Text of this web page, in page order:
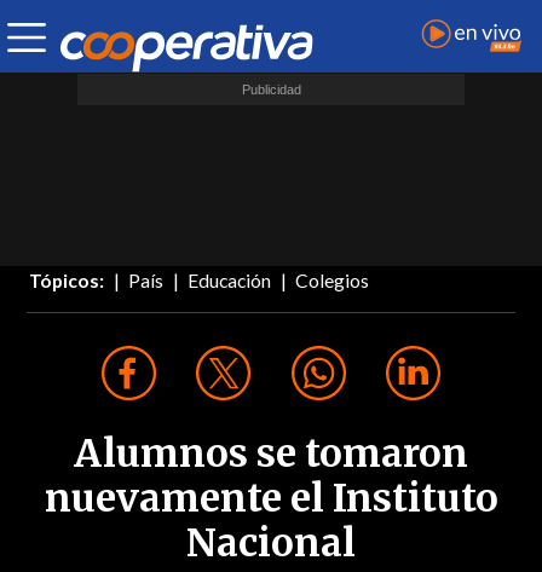
Tópicos: País Educación Colegios
Alumnos se tomaron
nuevamente el Instituto
Nacional